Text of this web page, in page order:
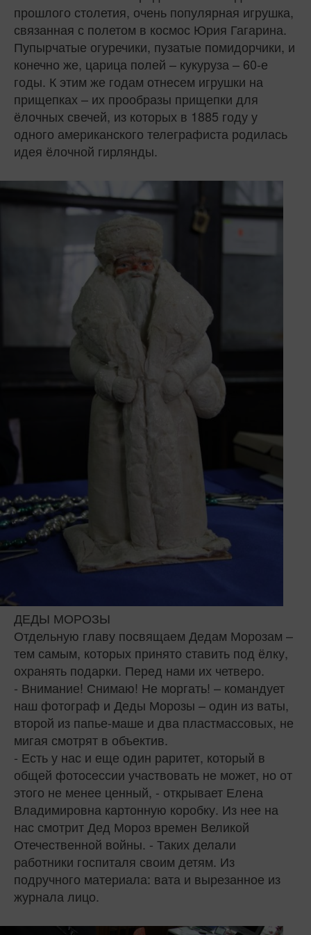
прошлого столетия, очень популярная игрушка,
связанная с полетом в космос Юрия Гагарина.
Пупырчатые огуречики, пузатые помидорчики, и
конечно же, царица полей – кукуруза – 60-е
годы. К этим же годам отнесем игрушки на
прищепках – их прообразы прищепки для
ёлочных свечей, из которых в 1885 году у
одного американского телеграфиста родилась
идея ёлочной гирлянды.
ДЕДЫ МОРОЗЫ
Отдельную главу посвящаем Дедам Морозам –
тем самым, которых принято ставить под ёлку,
охранять подарки. Перед нами их четверо.
- Внимание! Снимаю! Не моргать! – командует
наш фотограф и Деды Морозы – один из ваты,
второй из папье-маше и два пластмассовых, не
мигая смотрят в объектив.
- Есть у нас и еще один раритет, который в
общей фотосессии участвовать не может, но от
этого не менее ценный, - открывает Елена
Владимировна картонную коробку. Из нее на
нас смотрит Дед Мороз времен Великой
Отечественной войны. - Таких делали
работники госпиталя своим детям. Из
подручного материала: вата и вырезанное из
журнала лицо.